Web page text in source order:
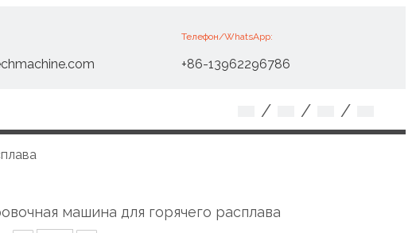
Телефон/WhatsApp:
+86-13962296786
/ / /
машина для горячего расплава